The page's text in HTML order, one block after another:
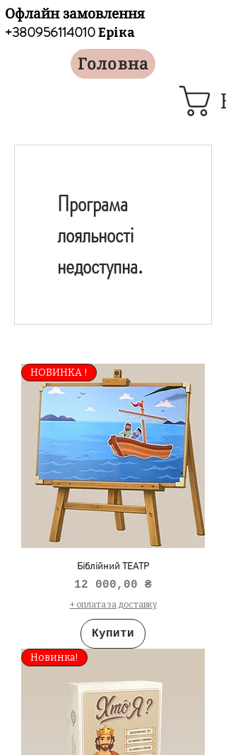
Офлайн замовлення
+380956114010Еріка
Головна
Програма
лояльності
недоступна.
НОВИНКА !
Біблійний ТЕАТР
Ціна
12 000,00 ₴
+ оплата за доставку
Купити
Новинка!